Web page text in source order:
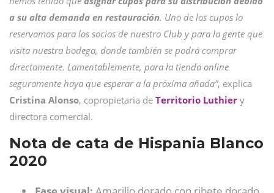
a su alta demanda en restauración. Uno de los cupos lo
reservamos para los socios de nuestro Club y para la gente que
visita nuestra bodega, donde también se podrá comprar
directamente. Lamentablemente, para la tienda online
seguramente haya que esperar a la próxima añada”, explica
Cristina Alonso, copropietaria de Territorio Luthier y
directora comercial.
Nota de cata de Hispania Blanco
2020